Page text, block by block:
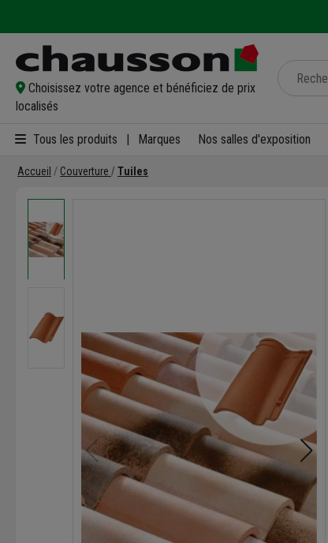
Choisissez votre agence et bénéficiez de prix
localisés
Tous les produits Marques Nos salles d'exposition
Accueil Couverture Tuiles